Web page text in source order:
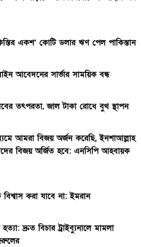
একশ’ কোটি ডলার ঋণ পেল পাকিস্তান
আবেদনের সার্ভার সাময়িক বন্ধ
তৎপরতা, জাল টাকা রোধে বুথ স্থাপন
আমরা বিজয় অর্জন করেছি, ইনশাআল্লাহ
বিজয় অর্জিত হবে: এনসিপি আহবায়ক
করা যাবে না: ইমরান
দ্রুত বিচার ট্রাইব্যুনালে মামলা